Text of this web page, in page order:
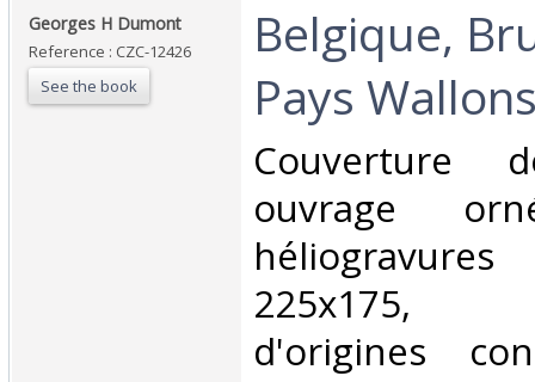
‎Georges H Dumont‎
Reference : CZC-12426
See the book
‎Belgique,
Pays
‎Couverture
ouvrage
225x175,
d'origines